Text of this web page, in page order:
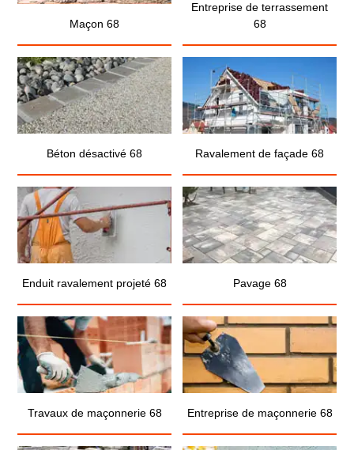
Maçon 68
Entreprise de terrassement
68
Béton désactivé 68 Ravalement de façade 68
Enduit ravalement projeté 68 Pavage 68
Travaux de maçonnerie 68 Entreprise de maçonnerie 68